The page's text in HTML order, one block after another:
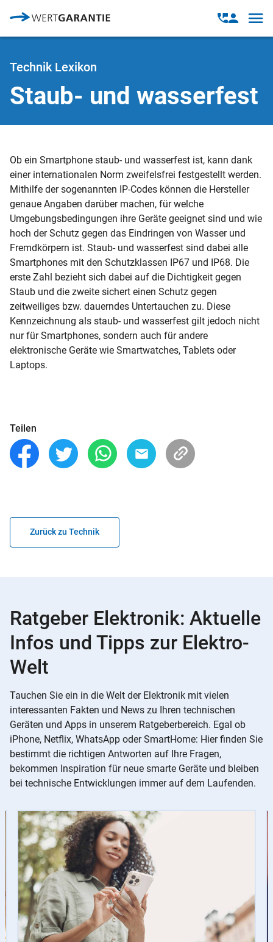
Open
modal
Open
Technik Lexikon
Staub- und wasserfest
Ob ein Smartphone staub- und wasserfest ist, kann dank
einer internationalen Norm zweifelsfrei festgestellt werden.
Mithilfe der sogenannten IP-Codes können die Hersteller
genaue Angaben darüber machen, für welche
Umgebungsbedingungen ihre Geräte geeignet sind und wie
hoch der Schutz gegen das Eindringen von Wasser und
Fremdkörpern ist. Staub- und wasserfest sind dabei alle
Smartphones mit den Schutzklassen IP67 und IP68. Die
erste Zahl bezieht sich dabei auf die Dichtigkeit gegen
Staub und die zweite sichert einen Schutz gegen
zeitweiliges bzw. dauerndes Untertauchen zu. Diese
Kennzeichnung als staub- und wasserfest gilt jedoch nicht
nur für Smartphones, sondern auch für andere
elektronische Geräte wie Smartwatches, Tablets oder
Laptops.
Teilen
Zurück zu Technik
Ratgeber Elektronik: Aktuelle
Infos und Tipps zur Elektro-
Welt
Tauchen Sie ein in die Welt der Elektronik mit vielen
interessanten Fakten und News zu Ihren technischen
Geräten und Apps in unserem Ratgeberbereich. Egal ob
iPhone, Netflix, WhatsApp oder SmartHome: Hier finden Sie
bestimmt die richtigen Antworten auf Ihre Fragen,
bekommen Inspiration für neue smarte Geräte und bleiben
bei technische Entwicklungen immer auf dem Laufenden.
Instructions